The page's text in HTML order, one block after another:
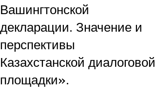
Вашингтонской
декларации. Значение и
перспективы
Казахстанской диалоговой
площадки».